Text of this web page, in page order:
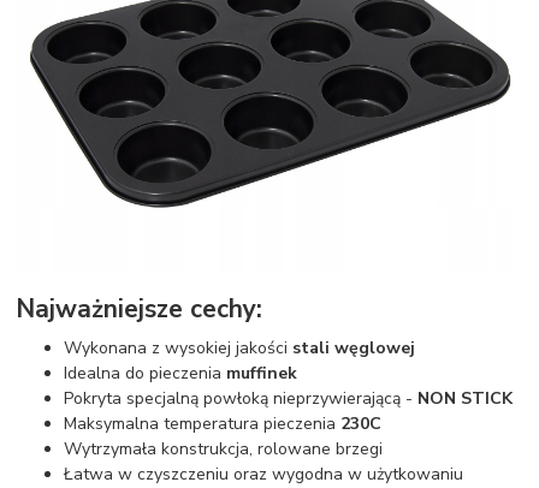
Najważniejsze cechy:
Wykonana z wysokiej jakości stali węglowej
Idealna do pieczenia muffinek
Pokryta specjalną powłoką nieprzywierającą - NON STICK
Maksymalna temperatura pieczenia 230C
Wytrzymała konstrukcja, rolowane brzegi
Łatwa w czyszczeniu oraz wygodna w użytkowaniu